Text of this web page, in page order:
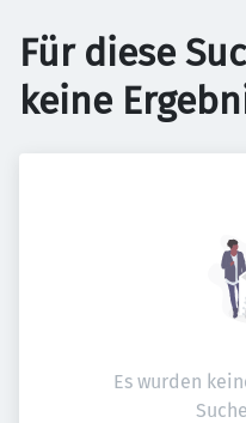
Für diese
keine
Es wurden